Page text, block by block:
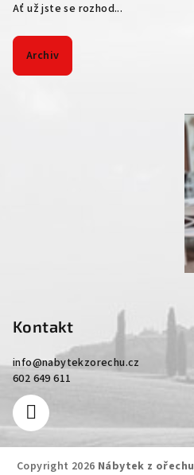
Ať už jste se rozhod...
Archiv
Kontakt
info@nabytekzorechu.cz
602 649 611
Copyright 2026 Nábytek z ořechu